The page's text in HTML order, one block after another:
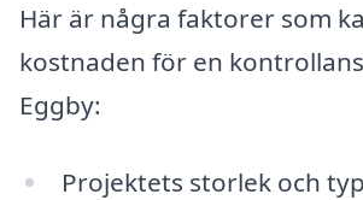
Här är några faktorer som
kostnaden för en
Eggby:
Projektets storlek och